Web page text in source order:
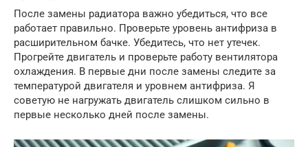
После замены радиатора важно убедиться, что все
работает правильно. Проверьте уровень антифриза в
расширительном бачке. Убедитесь, что нет утечек.
Прогрейте двигатель и проверьте работу вентилятора
охлаждения. В первые дни после замены следите за
температурой двигателя и уровнем антифриза. Я
советую не нагружать двигатель слишком сильно в
первые несколько дней после замены.